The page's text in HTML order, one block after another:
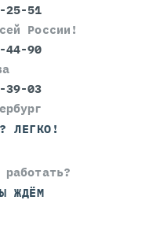
25-51
России!
44-90
39-03
ЛЕГКО!
ЖДЁМ